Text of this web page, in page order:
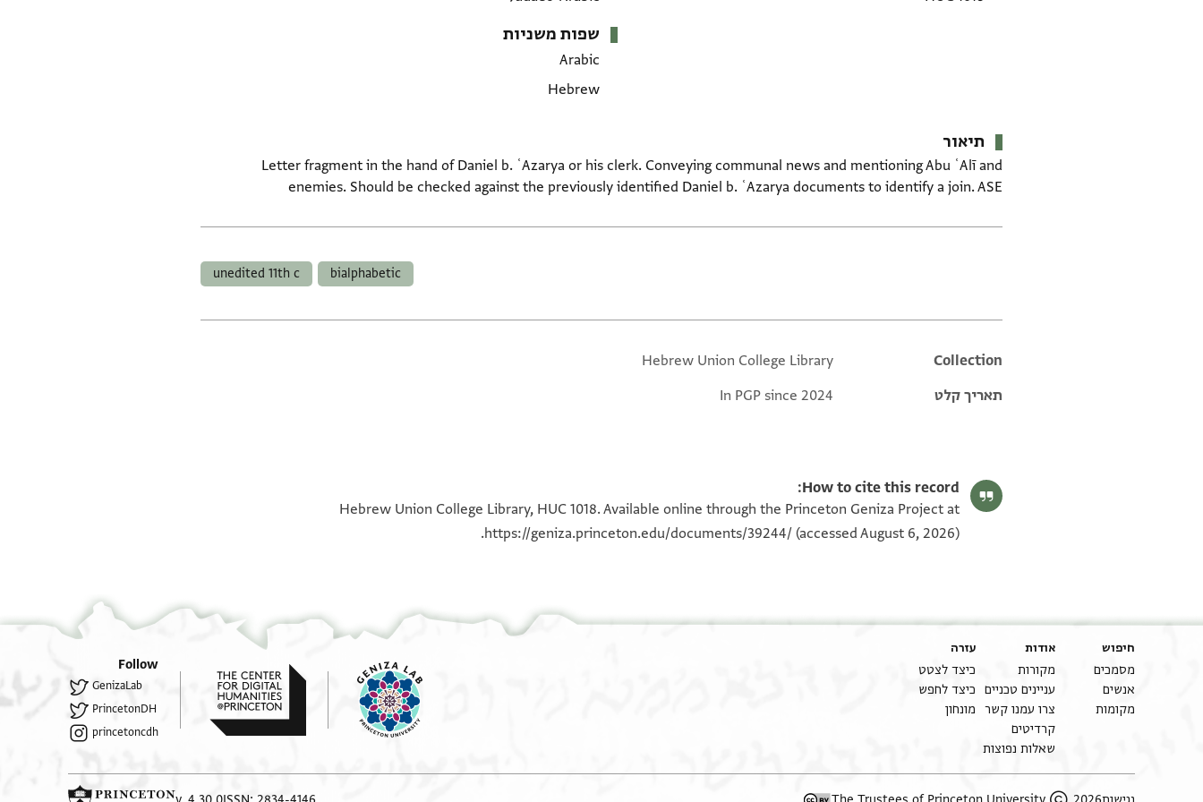
שפות משניות
Arabic
Hebrew
תיאור
Letter fragment in the hand of Daniel b. ʿAzarya or his clerk. Conveying communal news and mentioning Abu ʿAlī and
enemies. Should be checked against the previously identified Daniel b. ʿAzarya documents to identify a join. ASE
bialphabetic
unedited 11th c
Additional metadata
Collection
Hebrew Union College Library
תאריך קלט
In PGP since 2024
How to cite this record:
Hebrew Union College Library, HUC 1018. Available online through the Princeton Geniza Project at
https://geniza.princeton.edu/documents/39244/ (accessed August 6, 2026).
חיפוש
מסמכים
אנשים
מקומות
אודות
מקורות
עניינים טכניים
צרו עמנו קשר
קרדיטים
שאלות נפוצות
עזרה
כיצד לצטט
כיצד לחפש
מונחון
Follow
GenizaLab
PrincetonDH
princetoncdh